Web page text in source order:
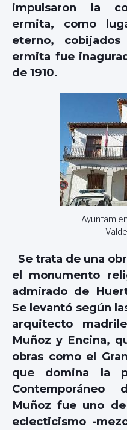
impulsaron la
ermita, como
eterno,
ermita fue
de 1910.
Se trata de una
el monumento
admirado de
Se levantó según
arquitecto
Muñoz y Encina,
obras como el
que domina la
Contemporáneo
Muñoz fue uno
eclecticismo -